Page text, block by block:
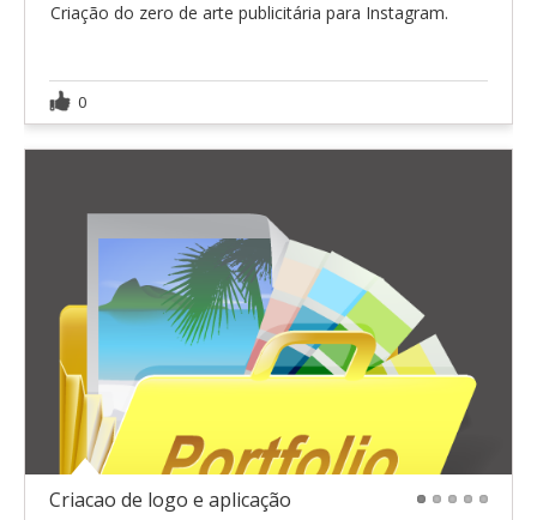
Criação do zero de arte publicitária para Instagram.
0
Criacao de logo e aplicação